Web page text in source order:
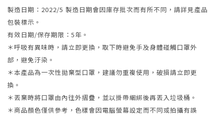
製造日期：2022/5 製造日期會因庫存批次而有所不同，請詳見產品
包裝標示。
有效日期/保存期限：5年。
＊呼吸有異味時，請立即更換，取下時避免手及身體碰觸口罩外
部，避免汙染。
＊本產品為一次性拋棄型口罩，建議勿重複使用，破損請立即更
換。
＊丟棄時將口罩由內往外摺疊，並以掛帶綑綁後再丟入垃圾桶。
＊商品顏色僅供參考，色樣會因電腦螢幕設定而不同或拍攝有誤